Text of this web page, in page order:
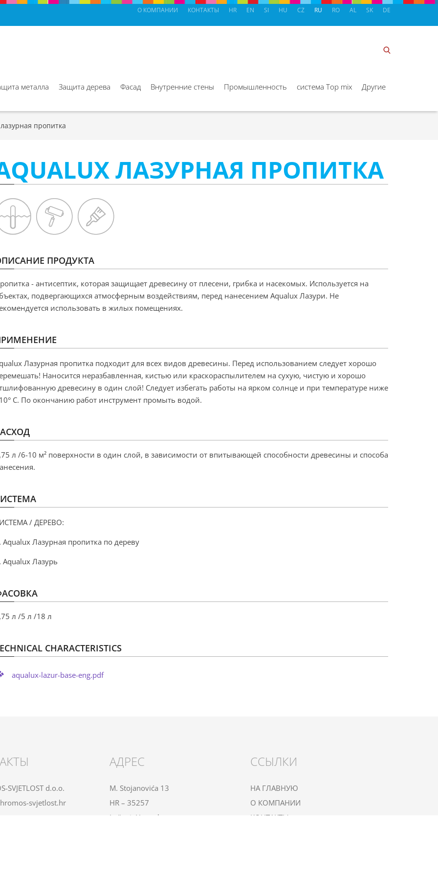
HR EN SI HU CZ RU RO AL SK DE
О КОМПАНИИ КОНТАКТЫ
металла Защита дерева Фасад Внутренние стены Промышленность система Top mix Другие
пропитка
ЛАЗУРНАЯ ПРОПИТКА
ПРОДУКТА
- антисептик, которая защищает древесину от плесени, грибка и насекомых. Используется на
подвергающихся атмосферным воздействиям, перед нанесением Aqualux Лазури. Не
использовать в жилых помещениях.
Лазурная пропитка подходит для всех видов древесины. Перед использованием следует хорошо
Наносится неразбавленная, кистью или краскораспылителем на сухую, чистую и хорошо
древесину в один слой! Следует избегать работы на ярком солнце и при температуре ниже
C. По окончанию работ инструмент промыть водой.
л /6-10 м² поверхности в один слой, в зависимости от впитывающей способности древесины и способа
/ ДЕРЕВО:
Aqualux Лазурная пропитка по дереву
Aqualux Лазурь
л /5л /18л
CHARACTERISTICS
aqualux-lazur-base-eng.pdf
SVJETLOST d.o.o.
svjetlost.hr
АДРЕС
M. Stojanovića 13
HR – 35257
Lužani, Hrvatska
ССЫЛКИ
НА ГЛАВНУЮ
О КОМПАНИИ
КОНТАКТЫ